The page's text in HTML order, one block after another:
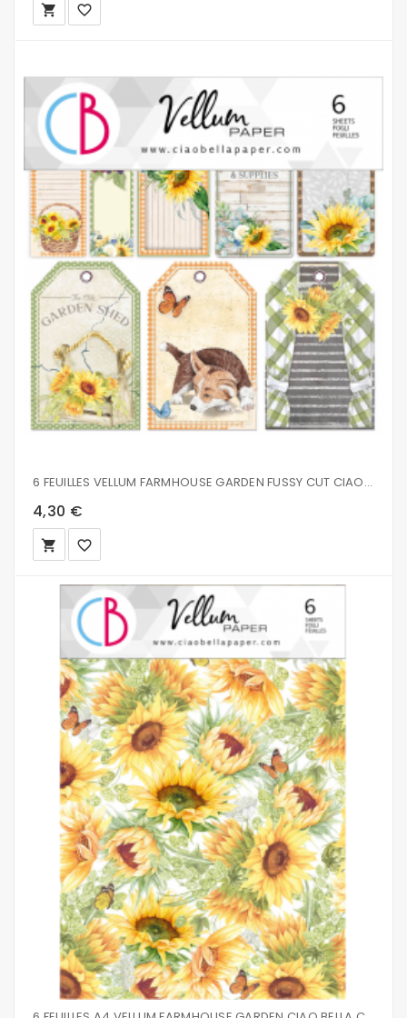
local_grocery_store favorite_border
6 FEUILLES VELLUM FARMHOUSE GARDEN FUSSY CUT CIAO BELLA 15X15CM CBVQ003
4,30 €
local_grocery_store favorite_border